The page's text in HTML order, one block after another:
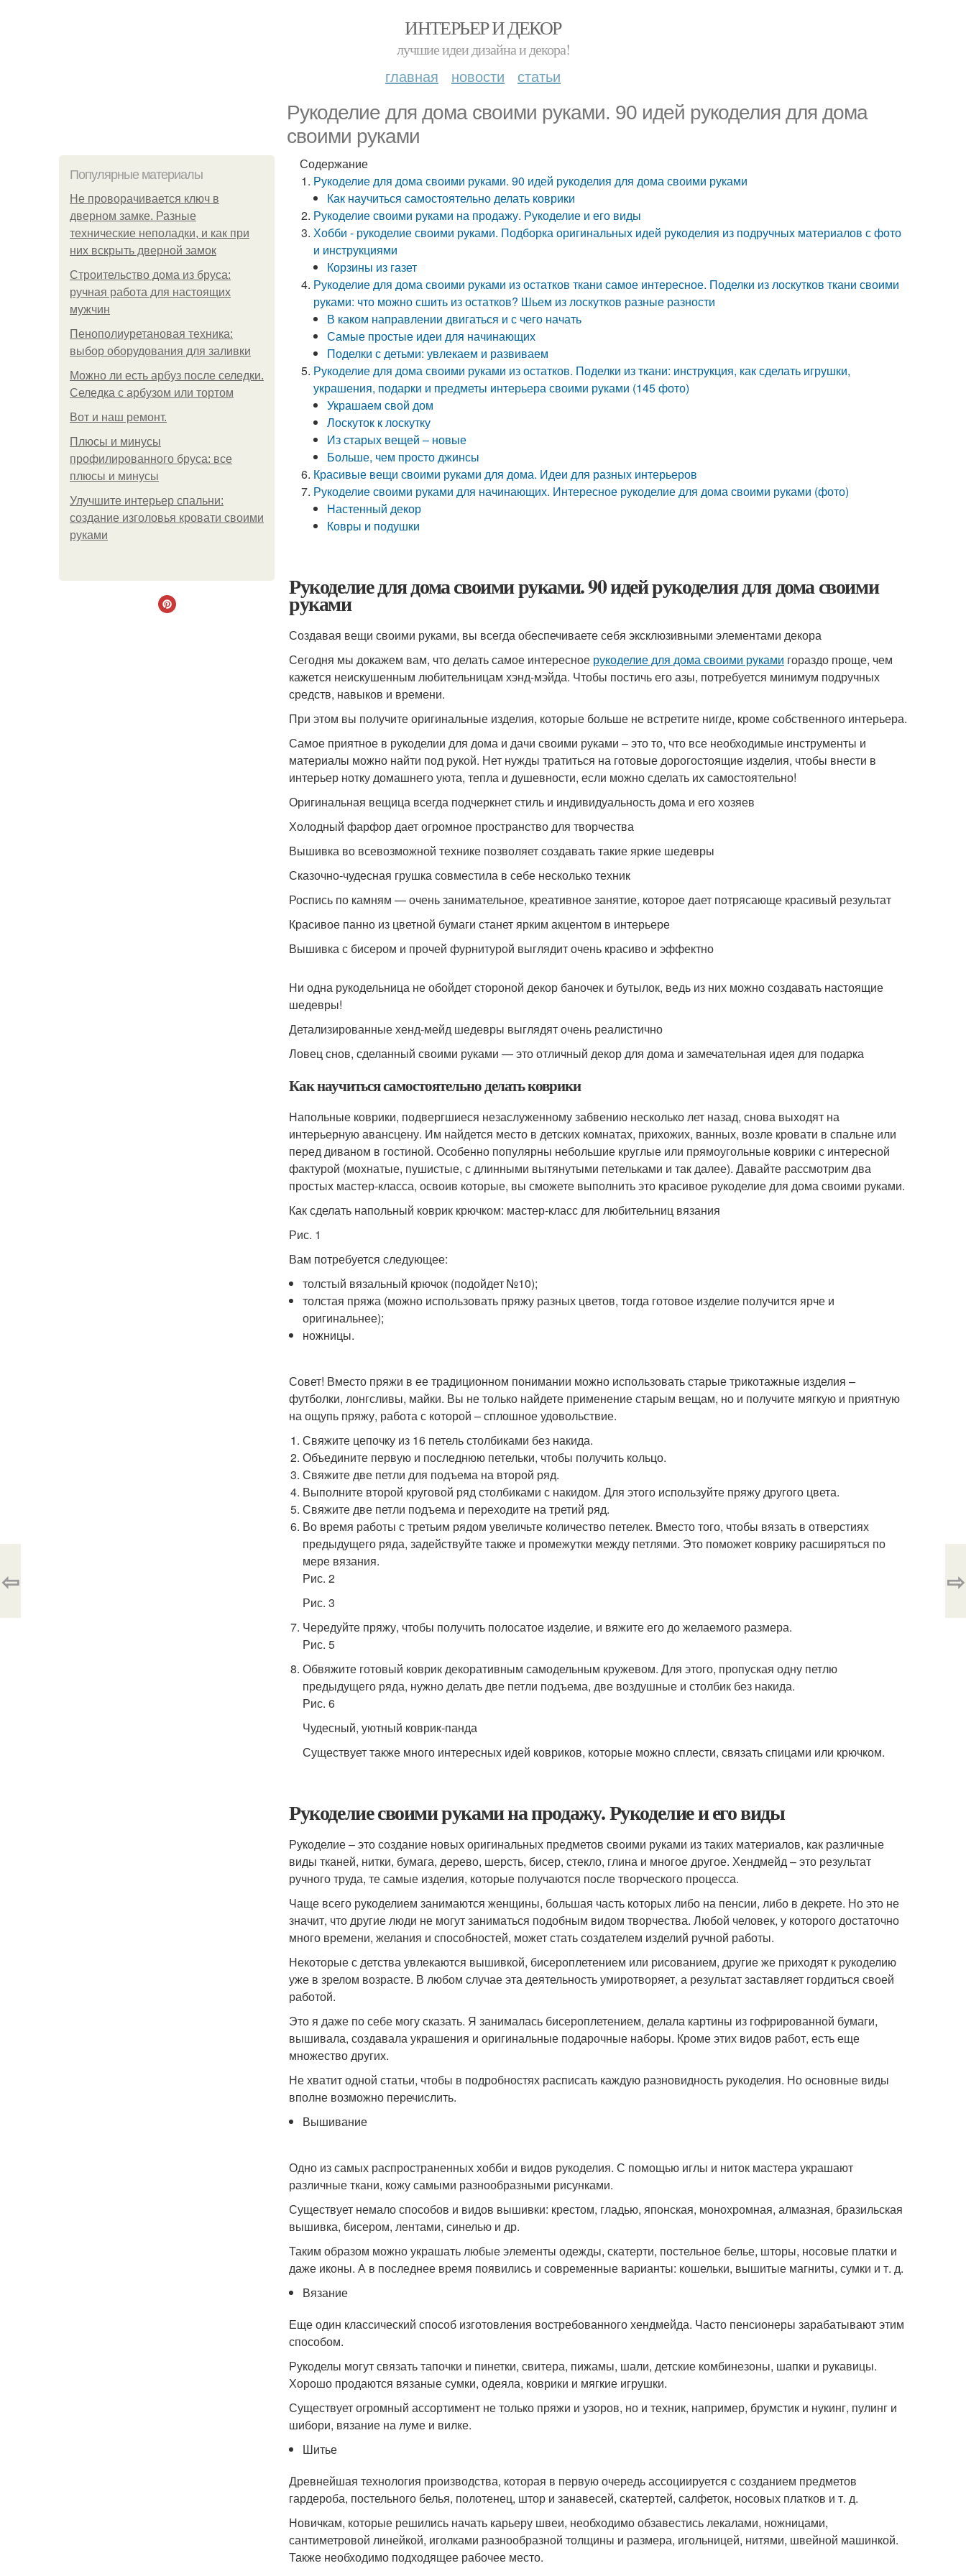
ИНТЕРЬЕР И ДЕКОР
лучшие идеи дизайна и декора!
главная новости статьи
Рукоделие для дома своими руками. 90 идей рукоделия для дома
своими руками
Популярные материалы
Не проворачивается ключ в
дверном замке. Разные
технические неполадки, и как при
них вскрыть дверной замок
Строительство дома из бруса:
ручная работа для настоящих
мужчин
Пенополиуретановая техника:
выбор оборудования для заливки
Можно ли есть арбуз после селедки.
Селедка с арбузом или тортом
Boт и наш ремoнт.
Плюсы и минусы
профилированного бруса: все
плюсы и минусы
Улучшите интерьер спальни:
создание изголовья кровати своими
руками
Содержание
Рукоделие для дома своими руками. 90 идей рукоделия для дома своими руками
Как научиться самостоятельно делать коврики
Рукоделие своими руками на продажу. Рукоделие и его виды
Хобби - рукоделие своими руками. Подборка оригинальных идей рукоделия из подручных материалов с фото
и инструкциями
Корзины из газет
Рукоделие для дома своими руками из остатков ткани самое интересное. Поделки из лоскутков ткани своими
руками: что можно сшить из остатков? Шьем из лоскутков разные разности
В каком направлении двигаться и с чего начать
Самые простые идеи для начинающих
Поделки с детьми: увлекаем и развиваем
Рукоделие для дома своими руками из остатков. Поделки из ткани: инструкция, как сделать игрушки,
украшения, подарки и предметы интерьера своими руками (145 фото)
Украшаем свой дом
Лоскуток к лоскутку
Из старых вещей – новые
Больше, чем просто джинсы
Красивые вещи своими руками для дома. Идеи для разных интерьеров
Рукоделие своими руками для начинающих. Интересное рукоделие для дома своими руками (фото)
Настенный декор
Ковры и подушки
Рукоделие для дома своими руками. 90 идей рукоделия для дома своими
руками
Создавая вещи своими руками, вы всегда обеспечиваете себя эксклюзивными элементами декора
Сегодня мы докажем вам, что делать самое интересное рукоделие для дома своими руками гораздо проще, чем
кажется неискушенным любительницам хэнд-мэйда. Чтобы постичь его азы, потребуется минимум подручных
средств, навыков и времени.
При этом вы получите оригинальные изделия, которые больше не встретите нигде, кроме собственного интерьера.
Самое приятное в рукоделии для дома и дачи своими руками – это то, что все необходимые инструменты и
материалы можно найти под рукой. Нет нужды тратиться на готовые дорогостоящие изделия, чтобы внести в
интерьер нотку домашнего уюта, тепла и душевности, если можно сделать их самостоятельно!
Оригинальная вещица всегда подчеркнет стиль и индивидуальность дома и его хозяев
Холодный фарфор дает огромное пространство для творчества
Вышивка во всевозможной технике позволяет создавать такие яркие шедевры
Сказочно-чудесная грушка совместила в себе несколько техник
Роспись по камням — очень занимательное, креативное занятие, которое дает потрясающе красивый результат
Красивое панно из цветной бумаги станет ярким акцентом в интерьере
Вышивка с бисером и прочей фурнитурой выглядит очень красиво и эффектно
Ни одна рукодельница не обойдет стороной декор баночек и бутылок, ведь из них можно создавать настоящие
шедевры!
Детализированные хенд-мейд шедевры выглядят очень реалистично
Ловец снов, сделанный своими руками — это отличный декор для дома и замечательная идея для подарка
Как научиться самостоятельно делать коврики
Напольные коврики, подвергшиеся незаслуженному забвению несколько лет назад, снова выходят на
интерьерную авансцену. Им найдется место в детских комнатах, прихожих, ванных, возле кровати в спальне или
перед диваном в гостиной. Особенно популярны небольшие круглые или прямоугольные коврики с интересной
фактурой (мохнатые, пушистые, с длинными вытянутыми петельками и так далее). Давайте рассмотрим два
простых мастер-класса, освоив которые, вы сможете выполнить это красивое рукоделие для дома своими руками.
Как сделать напольный коврик крючком: мастер-класс для любительниц вязания
Рис. 1
Вам потребуется следующее:
толстый вязальный крючок (подойдет №10);
толстая пряжа (можно использовать пряжу разных цветов, тогда готовое изделие получится ярче и
оригинальнее);
ножницы.
Совет! Вместо пряжи в ее традиционном понимании можно использовать старые трикотажные изделия –
футболки, лонгсливы, майки. Вы не только найдете применение старым вещам, но и получите мягкую и приятную
на ощупь пряжу, работа с которой – сплошное удовольствие.
Свяжите цепочку из 16 петель столбиками без накида.
Объедините первую и последнюю петельки, чтобы получить кольцо.
Свяжите две петли для подъема на второй ряд.
Выполните второй круговой ряд столбиками с накидом. Для этого используйте пряжу другого цвета.
Свяжите две петли подъема и переходите на третий ряд.
Во время работы с третьим рядом увеличьте количество петелек. Вместо того, чтобы вязать в отверстиях
предыдущего ряда, задействуйте также и промежутки между петлями. Это поможет коврику расширяться по
мере вязания.
Рис. 2
Рис. 3
Чередуйте пряжу, чтобы получить полосатое изделие, и вяжите его до желаемого размера.
Рис. 5
Обвяжите готовый коврик декоративным самодельным кружевом. Для этого, пропуская одну петлю
предыдущего ряда, нужно делать две петли подъема, две воздушные и столбик без накида.
Рис. 6
Чудесный, уютный коврик-панда
Существует также много интересных идей ковриков, которые можно сплести, связать спицами или крючком.
Рукоделие своими руками на продажу. Рукоделие и его виды
Рукоделие – это создание новых оригинальных предметов своими руками из таких материалов, как различные
виды тканей, нитки, бумага, дерево, шерсть, бисер, стекло, глина и многое другое. Хендмейд – это результат
ручного труда, те самые изделия, которые получаются после творческого процесса.
Чаще всего рукоделием занимаются женщины, большая часть которых либо на пенсии, либо в декрете. Но это не
значит, что другие люди не могут заниматься подобным видом творчества. Любой человек, у которого достаточно
много времени, желания и способностей, может стать создателем изделий ручной работы.
Некоторые с детства увлекаются вышивкой, бисероплетением или рисованием, другие же приходят к рукоделию
уже в зрелом возрасте. В любом случае эта деятельность умиротворяет, а результат заставляет гордиться своей
работой.
Это я даже по себе могу сказать. Я занималась бисероплетением, делала картины из гофрированной бумаги,
вышивала, создавала украшения и оригинальные подарочные наборы. Кроме этих видов работ, есть еще
множество других.
Не хватит одной статьи, чтобы в подробностях расписать каждую разновидность рукоделия. Но основные виды
вполне возможно перечислить.
Вышивание
Одно из самых распространенных хобби и видов рукоделия. С помощью иглы и ниток мастера украшают
различные ткани, кожу самыми разнообразными рисунками.
Существует немало способов и видов вышивки: крестом, гладью, японская, монохромная, алмазная, бразильская
вышивка, бисером, лентами, синелью и др.
Таким образом можно украшать любые элементы одежды, скатерти, постельное белье, шторы, носовые платки и
даже иконы. А в последнее время появились и современные варианты: кошельки, вышитые магниты, сумки и т. д.
Вязание
Еще один классический способ изготовления востребованного хендмейда. Часто пенсионеры зарабатывают этим
способом.
Рукоделы могут связать тапочки и пинетки, свитера, пижамы, шали, детские комбинезоны, шапки и рукавицы.
Хорошо продаются вязаные сумки, одеяла, коврики и мягкие игрушки.
Существует огромный ассортимент не только пряжи и узоров, но и техник, например, брумстик и нукинг, пулинг и
шибори, вязание на луме и вилке.
Шитье
Древнейшая технология производства, которая в первую очередь ассоциируется с созданием предметов
гардероба, постельного белья, полотенец, штор и занавесей, скатертей, салфеток, носовых платков и т. д.
Новичкам, которые решились начать карьеру швеи, необходимо обзавестись лекалами, ножницами,
сантиметровой линейкой, иголками разнообразной толщины и размера, игольницей, нитями, швейной машинкой.
Также необходимо подходящее рабочее место.
⇦ ⇨